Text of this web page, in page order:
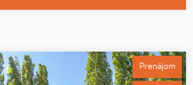
Prenájom